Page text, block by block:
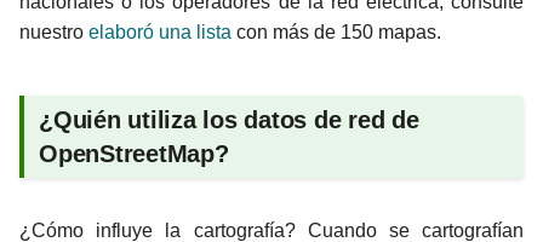
nuestro elaboró una lista con más de 150 mapas.
¿Quién utiliza los datos de red de
OpenStreetMap?
¿Cómo influye la cartografía? Cuando se cartografían